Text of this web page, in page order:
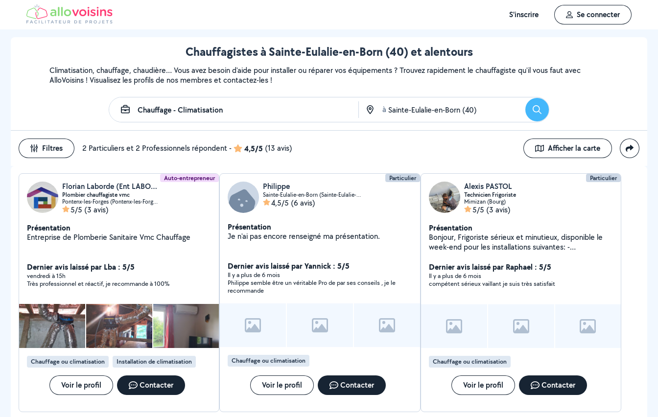
S'inscrire Se connecter
Chauffagistes à Sainte-Eulalie-en-Born (40) et alentours
Climatisation, chauffage, chaudière… Vous avez besoin d'aide pour installer ou réparer vos équipements ? Trouvez rapidement le chauffagiste qu'il vous faut avec
AlloVoisins ! Visualisez les profils de nos membres et contactez-les !
à Rechercher
Filtres 2 Particuliers et 2 Professionnels répondent- 4,5/5 (13 avis) Afficher la carte
Auto-entrepreneur
Florian Laborde (Ent LABORDE SERVICES)
Plombier chauffagiste vmc
Pontenx-les-Forges (Pontenx-les-Forges)
5/5 (3 avis)
Présentation
Entreprise de Plomberie Sanitaire Vmc Chauffage
Dernier avis laissé par Lba : 5/5
vendredi à 15h
Très professionnel et réactif, je recommande à 100%
Chauffage ou climatisation Installation de climatisation
Voir le profil Contacter
Particulier
Philippe
Sainte-Eulalie-en-Born (Sainte-Eulalie-en-Born)
4,5/5 (6 avis)
Présentation
Je n'ai pas encore renseigné ma présentation.
Dernier avis laissé par Yannick : 5/5
Il y a plus de 6 mois
Philippe semble être un véritable Pro de par ses conseils , je le
recommande
Chauffage ou climatisation
Voir le profil Contacter
Particulier
Alexis PASTOL
Technicien Frigoriste
Mimizan (Bourg)
5/5 (3 avis)
Présentation
Bonjour, Frigoriste sérieux et minutieux, disponible le
week-end pour les installations suivantes: -
dans la pompe à chaleur) n'hésitez pas à me contacter
pour plus de renseignements j'y répondrais avec plaisir.
Bonne journée. Alexis
Dernier avis laissé par Raphael : 5/5
Il y a plus de 6 mois
compétent sérieux vaillant je suis très satisfait
Chauffage ou climatisation
Voir le profil Contacter